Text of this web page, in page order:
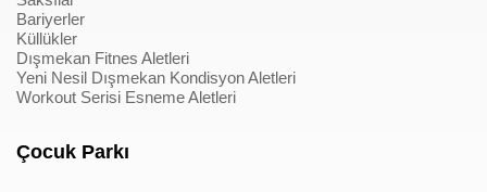
Bariyerler
Küllükler
Dışmekan Fitnes Aletleri
Yeni Nesil Dışmekan Kondisyon Aletleri
Workout Serisi Esneme Aletleri
Çocuk Parkı